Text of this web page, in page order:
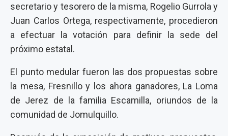
secretario y tesorero de la misma, Rogelio Gurrola y
Juan Carlos Ortega, respectivamente, procedieron
a efectuar la votación para definir la sede del
próximo estatal.
El punto medular fueron las dos propuestas sobre
la mesa, Fresnillo y los ahora ganadores, La Loma
de Jerez de la familia Escamilla, oriundos de la
comunidad de Jomulquillo.